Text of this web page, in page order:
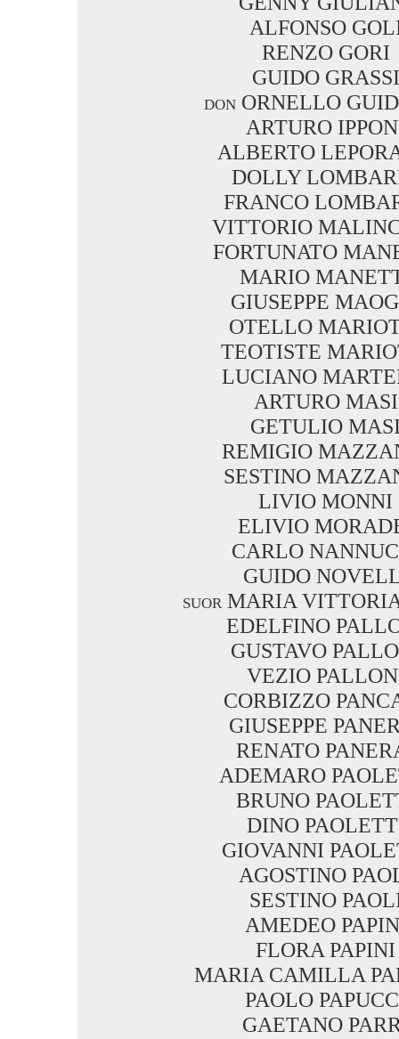
ALFONSO
RENZO GORI
GUIDO GRASSI
don ORNELLO
ARTURO
ALBERTO
DOLLY
FRANCO
VITTORIO
FORTUNATO
MARIO
GIUSEPPE
OTELLO
TEOTISTE
LUCIANO
ARTURO MASI
GETULIO
REMIGIO
SESTINO
LIVIO MONNI
ELIVIO
CARLO
GUIDO
suor MARIA
EDELFINO
GUSTAVO
VEZIO
CORBIZZO
GIUSEPPE
RENATO
ADEMARO
BRUNO
DINO
GIOVANNI
AGOSTINO
SESTINO
AMEDEO
FLORA PAPINI
MARIA CAMILLA
PAOLO
GAETANO